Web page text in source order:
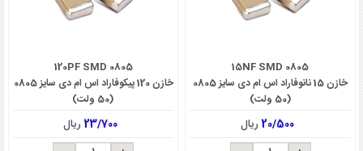
15NF SMD 0805
خازن 15 نانوفاراد اس ام دی سایز 0805
(50 ولت)
20/500ریال
120PF SMD 0805
خازن 120 پیکوفاراد اس ام دی سایز 0805
(50 ولت)
23/700ریال